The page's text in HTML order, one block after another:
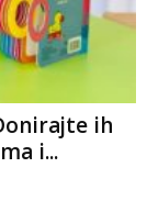
ih
i...